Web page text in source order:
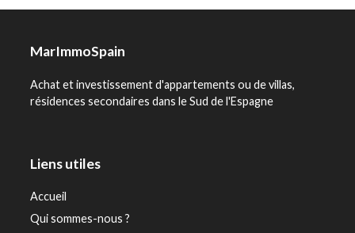
MarImmoSpain
Achat et investissement d'appartements ou de villas,
résidences secondaires dans le Sud de l'Espagne
Liens utiles
Accueil
Qui sommes-nous ?